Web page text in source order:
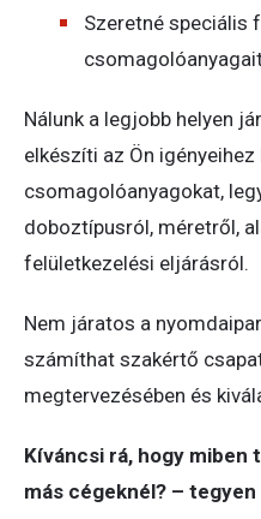
Szeretné speciális
Nálunk a legjobb helyen
elkészíti az Ön
csomagolóanyagokat,
doboztípusról, méretről,
felületkezelési eljárásról.
Nem járatos a
számíthat szakértő
megtervezésében és
Kíváncsi rá, hogy
más cégeknél? –